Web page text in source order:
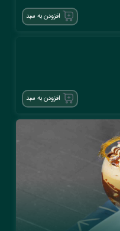
افزودن به سبد
افزودن به سبد